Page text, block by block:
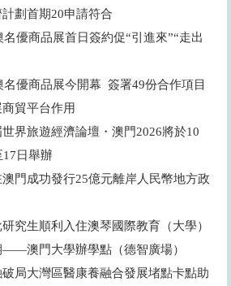
劃首期20申請符合
名優商品展首日簽約促“引進來”“走出
名優商品展今開幕 簽署49份合作項目
貿平台作用
界旅遊經濟論壇・澳門2026將於10
17日舉辦
門成功發行25億元離岸人民幣地方政
究生順利入住澳琴國際教育（大學）
——澳門大學辦學點（德智廣場）
局大灣區醫康養融合發展堵點卡點助